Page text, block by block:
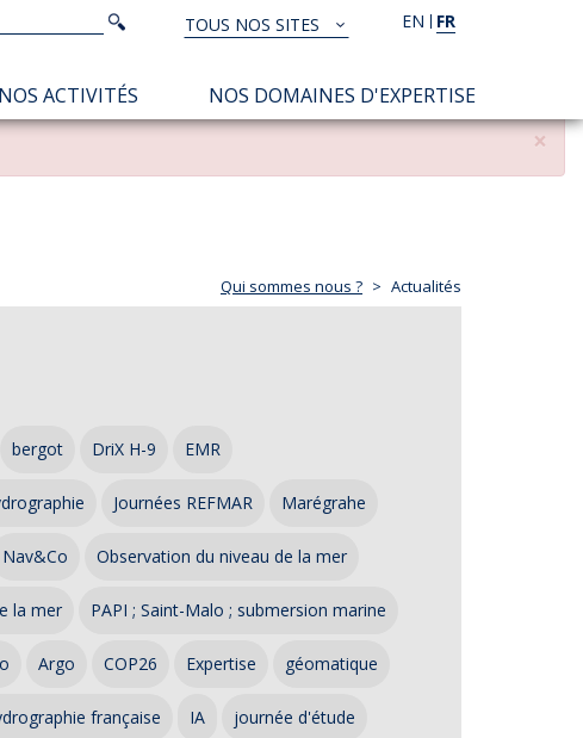
EN FR
TOUS
NOS
SITES
TOUS NOS SITES
Rechercher
Rechercher
NOS ACTIVITÉS NOS DOMAINES D'EXPERTISE
×
Qui sommes nous ? Actualités
bergot DriX H-9 EMR
Journées REFMAR Marégrahe
Nav&Co Observation du niveau de la mer
la mer PAPI ; Saint-Malo ; submersion marine
Argo COP26 Expertise géomatique
française IA journée d'étude